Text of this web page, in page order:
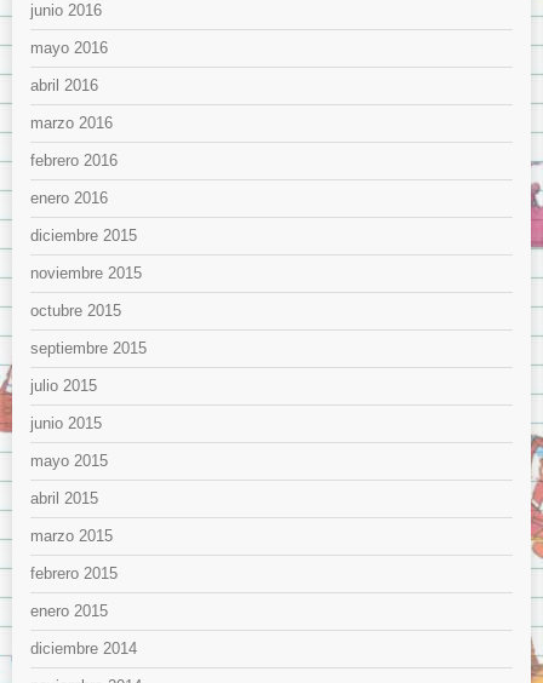
junio 2016
mayo 2016
abril 2016
marzo 2016
febrero 2016
enero 2016
diciembre 2015
noviembre 2015
octubre 2015
septiembre 2015
julio 2015
junio 2015
mayo 2015
abril 2015
marzo 2015
febrero 2015
enero 2015
diciembre 2014